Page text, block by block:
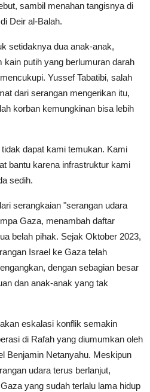
sambil menahan tangisnya di
Deir al-Balah.
setidaknya dua anak-anak,
putih yang berlumuran darah
Yussef Tabatibi, salah
dari serangan mengerikan itu,
korban kemungkinan bisa lebih
dapat kami temukan. Kami
bantu karena infrastruktur kami
sedih.
serangkaian "serangan udara
Gaza, menambah daftar
belah pihak. Sejak Oktober 2023,
Israel ke Gaza telah
dengan sebagian besar
dan anak-anak yang tak
eskalasi konflik semakin
di Rafah yang diumumkan oleh
Benjamin Netanyahu. Meskipun
udara terus berlanjut,
yang sudah terlalu lama hidup